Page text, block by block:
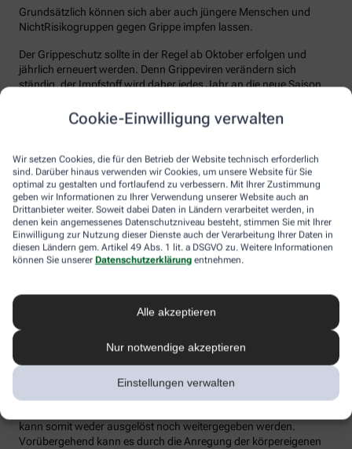
Cookie-Einwilligung verwalten
Wir setzen Cookies, die für den Betrieb der Website technisch erforderlich
sind. Darüber hinaus verwenden wir Cookies, um unsere Website für Sie
optimal zu gestalten und fortlaufend zu verbessern. Mit Ihrer Zustimmung
geben wir Informationen zu Ihrer Verwendung unserer Website auch an
Drittanbieter weiter. Soweit dabei Daten in Ländern verarbeitet werden, in
denen kein angemessenes Datenschutzniveau besteht, stimmen Sie mit Ihrer
Einwilligung zur Nutzung dieser Dienste auch der Verarbeitung Ihrer Daten in
diesen Ländern gem. Artikel 49 Abs. 1 lit. a DSGVO zu. Weitere Informationen
können Sie unserer Datenschutzerklärung entnehmen.
Alle akzeptieren
Nur notwendige akzeptieren
Einstellungen verwalten
Grundsätzlich können sich aber auch jüngere Menschen und
NichtRisikogruppen gegen Grippe impfen lassen.
Der Grippeschutz sollte in der Regel ab Oktober erfolgen und
jährlich erneuert werden. Denn Grippeviren verändern sich
ständig, der Impfstoff wird daher jedes Jahr an die neue Saison
der Körper einen ausreichenden Schutz vor einer Ansteckung
aufgebaut hat. Auch eine spätere Impfung zu Beginn des Jahres
Wie sicher ist der Impfstoff?
Jeder Grippeimpfstoff, der in Deutschland verwendet wird, muss
ein streng reguliertes Zulassungsverfahren durchlaufen. Hierbei
muss die Qualität, Wirksamkeit und Verträglichkeit in
wissenschaftlichen Studien nachgewiesen werden. Die Freigabe
erfolgt nach weiteren Prüfungen schließlich durch das Paul-
der Freigabe stetig weiter beobachtet.
Die Grippeimpfung ist in aller Regel gut verträglich. In den ersten
Frösteln oder Kopf- und Gliederschmerzen auftreten, die aber
meist binnen weniger Tage wieder abklingen. Mit einer Grippe
haben die Symptome allerdings nichts zu tun. Denn üblicherweise
kann somit weder ausgelöst noch weitergegeben werden.
Vorübergehend kann es durch die Anregung der körpereigenen